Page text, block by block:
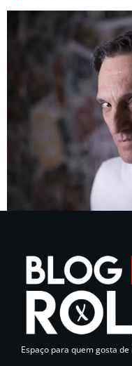
Espaço para quem gosta de